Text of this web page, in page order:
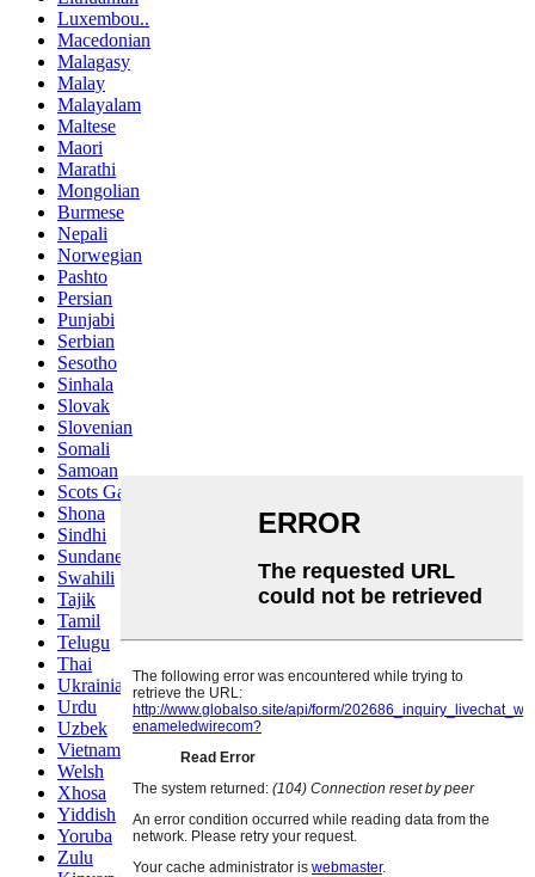
Luxembou..
Macedonian
Malagasy
Malay
Malayalam
Maltese
Maori
Marathi
Mongolian
Burmese
Nepali
Norwegian
Pashto
Persian
Punjabi
Serbian
Sesotho
Sinhala
Slovak
Slovenian
Somali
Samoan
Scots Gaelic
Shona
Sindhi
Sundanese
Swahili
Tajik
Tamil
Telugu
Thai
Ukrainian
Urdu
Uzbek
Vietnamese
Welsh
Xhosa
Yiddish
Yoruba
Zulu